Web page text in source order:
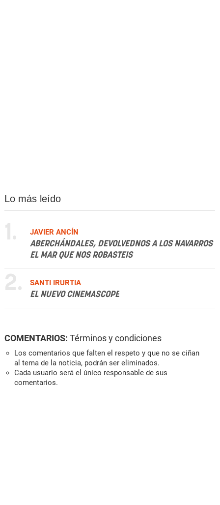
Lo más leído
1.
JAVIER ANCÍN
ABERCHÁNDALES, DEVOLVEDNOS A LOS NAVARROS
EL MAR QUE NOS ROBASTEIS
2.
SANTI IRURTIA
EL NUEVO CINEMASCOPE
COMENTARIOS: Términos y condiciones
Los comentarios que falten el respeto y que no se ciñan
al tema de la noticia, podrán ser eliminados.
Cada usuario será el único responsable de sus
comentarios.